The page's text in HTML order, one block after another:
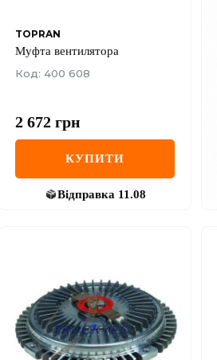
TOPRAN
Муфта вентилятора
Код: 400 608
2 672 грн
КУПИТИ
Відправка 11.08